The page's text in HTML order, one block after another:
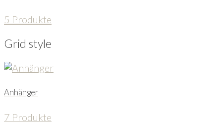
5 Produkte
Grid style
Anhänger
7 Produkte